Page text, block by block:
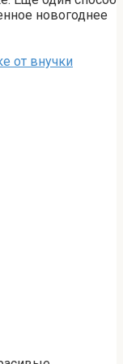
новогоднее
от внучки